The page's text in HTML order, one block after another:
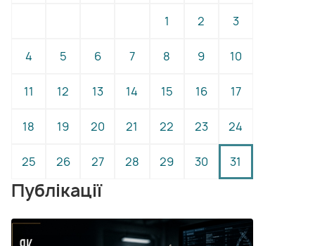
1 2 3
4 5 6 7 8 9 10
11 12 13 14 15 16 17
18 19 20 21 22 23 24
25 26 27 28 29 30 31
Публікації